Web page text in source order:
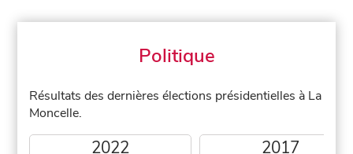
Politique
Résultats des dernières élections présidentielles à La
Moncelle.
2022 2017